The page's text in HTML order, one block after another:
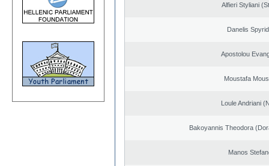
Alfieri Styliani
Danelis
Apostolou
Moustafa
Loule Andriani
Bakoyannis Theodora
Manos